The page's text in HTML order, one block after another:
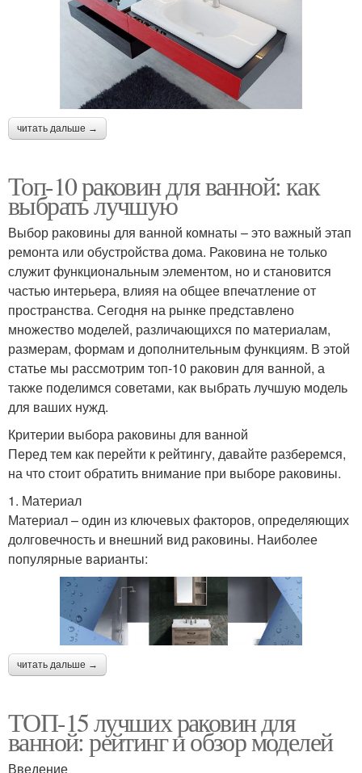
читать дальше →
Топ-10 раковин для ванной: как
выбрать лучшую
Выбор раковины для ванной комнаты – это важный этап
ремонта или обустройства дома. Раковина не только
служит функциональным элементом, но и становится
частью интерьера, влияя на общее впечатление от
пространства. Сегодня на рынке представлено
множество моделей, различающихся по материалам,
размерам, формам и дополнительным функциям. В этой
статье мы рассмотрим топ-10 раковин для ванной, а
также поделимся советами, как выбрать лучшую модель
для ваших нужд.
Критерии выбора раковины для ванной
Перед тем как перейти к рейтингу, давайте разберемся,
на что стоит обратить внимание при выборе раковины.
1. Материал
Материал – один из ключевых факторов, определяющих
долговечность и внешний вид раковины. Наиболее
популярные варианты:
читать дальше →
ТОП-15 лучших раковин для
ванной: рейтинг и обзор моделей
Введение